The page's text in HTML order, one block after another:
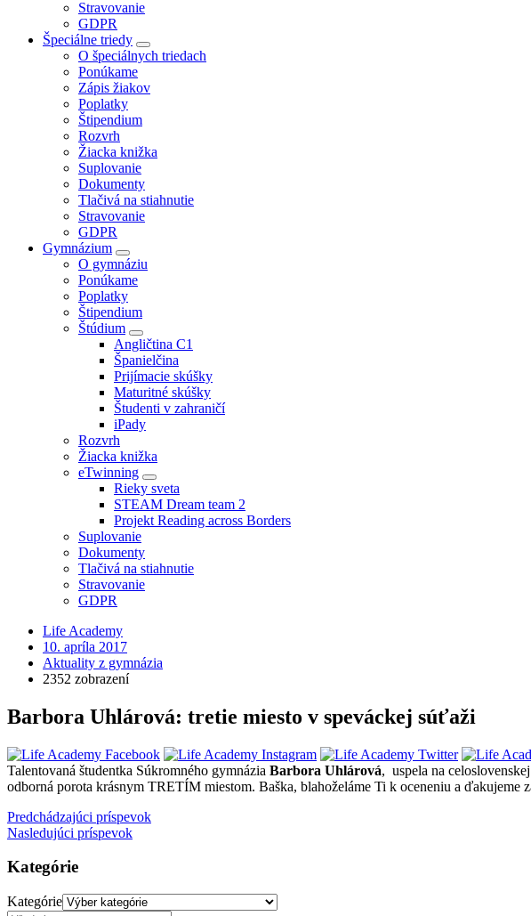
Stravovanie
GDPR
Špeciálne triedy
O špeciálnych triedach
Ponúkame
Zápis žiakov
Poplatky
Štipendium
Rozvrh
Žiacka knižka
Suplovanie
Dokumenty
Tlačivá na stiahnutie
Stravovanie
GDPR
Gymnázium
O gymnáziu
Ponúkame
Poplatky
Štipendium
Štúdium
Angličtina C1
Španielčina
Prijímacie skúšky
Maturitné skúšky
Študenti v zahraničí
iPady
Rozvrh
Žiacka knižka
eTwinning
Rieky sveta
STEAM Dream team 2
Projekt Reading across Borders
Suplovanie
Dokumenty
Tlačivá na stiahnutie
Stravovanie
GDPR
Life Academy
10. apríla 2017
Aktuality z gymnázia
2352 zobrazení
Barbora Uhlárová: tretie miesto v speváckej súťaži
Talentovaná študentka Súkromného gymnázia Barbora Uhlárová, uspela na celoslovenskej
odborná porota krásnym TRETÍM miestom. Baška, blahoželáme Ti k oceneniu a ďakujeme
Predchádzajúci príspevok
Nasledujúci príspevok
Kategórie
Kategórie